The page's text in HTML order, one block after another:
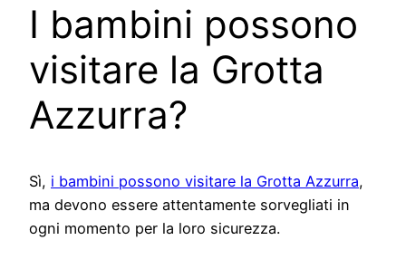
I bambini possono
visitare la Grotta
Azzurra?
Sì, i bambini possono visitare la Grotta Azzurra,
ma devono essere attentamente sorvegliati in
ogni momento per la loro sicurezza.